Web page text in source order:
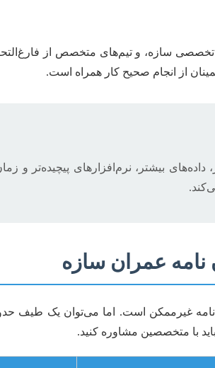
تخصصی سازه، و تیم‌های متخصص از
از انجام صحیح کار همراه است.
داده‌های بیشتر، نرم‌افزارهای پیچیده‌تر و
عمران سازه
نامه غیرممکن است. اما می‌توان یک
با متخصصین مشاوره کنید.